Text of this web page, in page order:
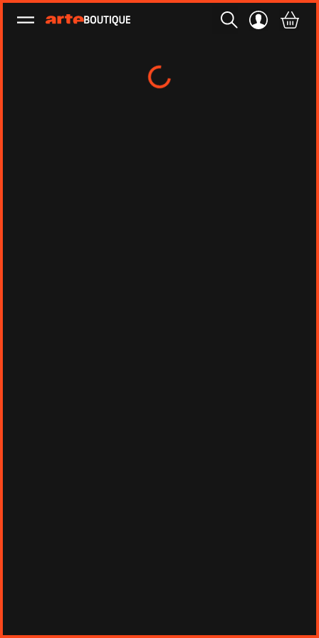
Ouvrir le menu